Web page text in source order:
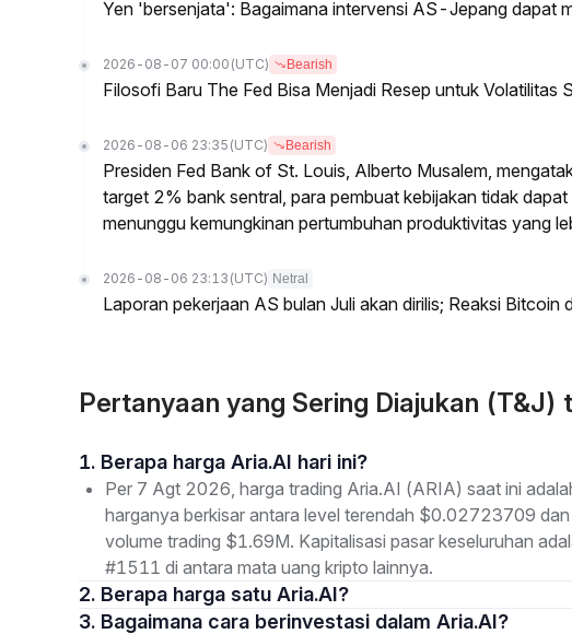
Yen 'bersenjata': Bagaimana intervensi AS-Jepang dapat
2026-08-07 00:00 (UTC) Bearish
Filosofi Baru The Fed Bisa Menjadi Resep untuk Volatilitas
2026-08-06 23:35 (UTC) Bearish
Presiden Fed Bank of St. Louis, Alberto Musalem,
target 2% bank sentral, para pembuat kebijakan tidak
menunggu kemungkinan pertumbuhan produktivitas yang
2026-08-06 23:13 (UTC) Netral
Laporan pekerjaan AS bulan Juli akan dirilis; Reaksi Bitcoin
Pertanyaan yang Sering Diajukan (T&J)
1. Berapa harga Aria.AI hari ini?
Per 7 Agt 2026, harga trading Aria.AI (ARIA) saat ini
harganya berkisar antara level terendah $0.02723709
volume trading $1.69M. Kapitalisasi pasar keseluruhan
#1511 di antara mata uang kripto lainnya.
2. Berapa harga satu Aria.AI?
3. Bagaimana cara berinvestasi dalam Aria.AI?